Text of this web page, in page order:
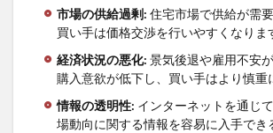
市場の供給過剰: 住宅市場で供給が需
買い手は価格交渉を行いやすくなりま
経済状況の悪化: 景気後退や雇用不安
購入意欲が低下し、買い手はより慎重
情報の透明性: インターネットを通じ
場動向に関する情報を容易に入手でき